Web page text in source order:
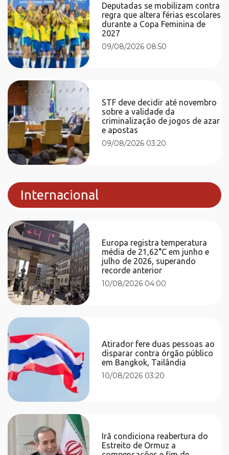
Deputadas se mobilizam contra
regra que altera férias escolares
durante a Copa Feminina de
2027
09/08/2026 08:50
STF deve decidir até novembro
sobre a validade da
criminalização de jogos de azar
e apostas
09/08/2026 03:20
Internacional
Europa registra temperatura
média de 21,62°C em junho e
julho de 2026, superando
recorde anterior
10/08/2026 04:00
Atirador fere duas pessoas ao
disparar contra órgão público
em Bangkok, Tailândia
10/08/2026 03:20
Irã condiciona reabertura do
Estreito de Ormuz a